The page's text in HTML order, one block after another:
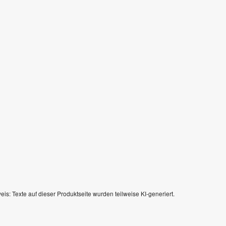
Texte auf dieser Produktseite wurden teilweise KI-generiert.